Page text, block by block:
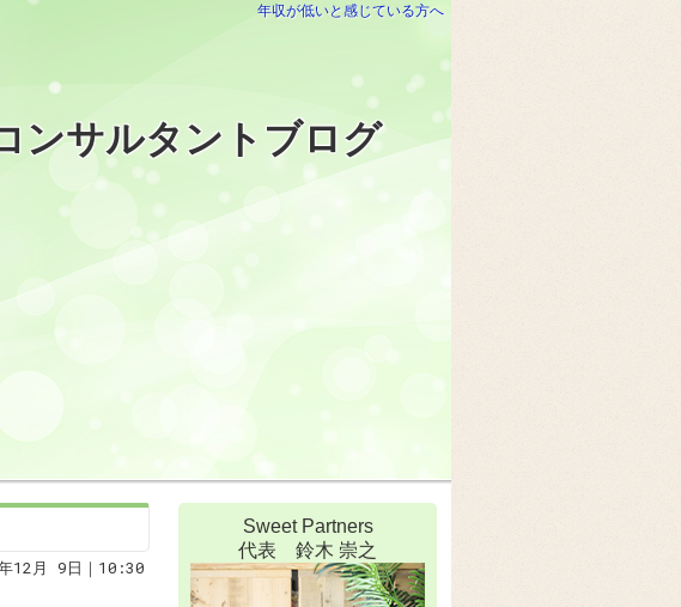
年収が低いと感じている方へ
ンサルタントブログ
12月 9日｜10:30
Sweet Partners
代表 鈴木 崇之